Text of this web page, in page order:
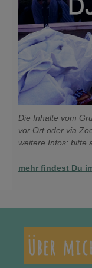
Die Inhalte vom
vor Ort oder via
weitere Infos: bitte
mehr findest Du
Über